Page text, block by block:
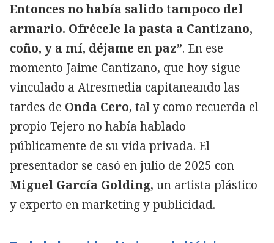
Entonces no había salido tampoco del
armario. Ofrécele la pasta a Cantizano,
coño, y a mí, déjame en paz”. En ese
momento Jaime Cantizano, que hoy sigue
vinculado a Atresmedia capitaneando las
tardes de Onda Cero, tal y como recuerda el
propio Tejero no había hablado
públicamente de su vida privada. El
presentador se casó en julio de 2025 con
Miguel García Golding, un artista plástico
y experto en marketing y publicidad.